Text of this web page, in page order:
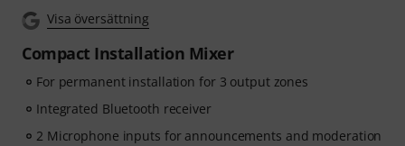
Visa översättning
Compact Installation Mixer
For permanent installation for 3 output zones
Integrated Bluetooth receiver
2 Microphone inputs for announcements and moderation